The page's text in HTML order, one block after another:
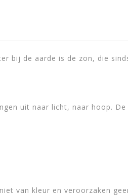
bij de aarde is de zon, die
uit naar licht, naar hoop.
van kleur en veroorzaken